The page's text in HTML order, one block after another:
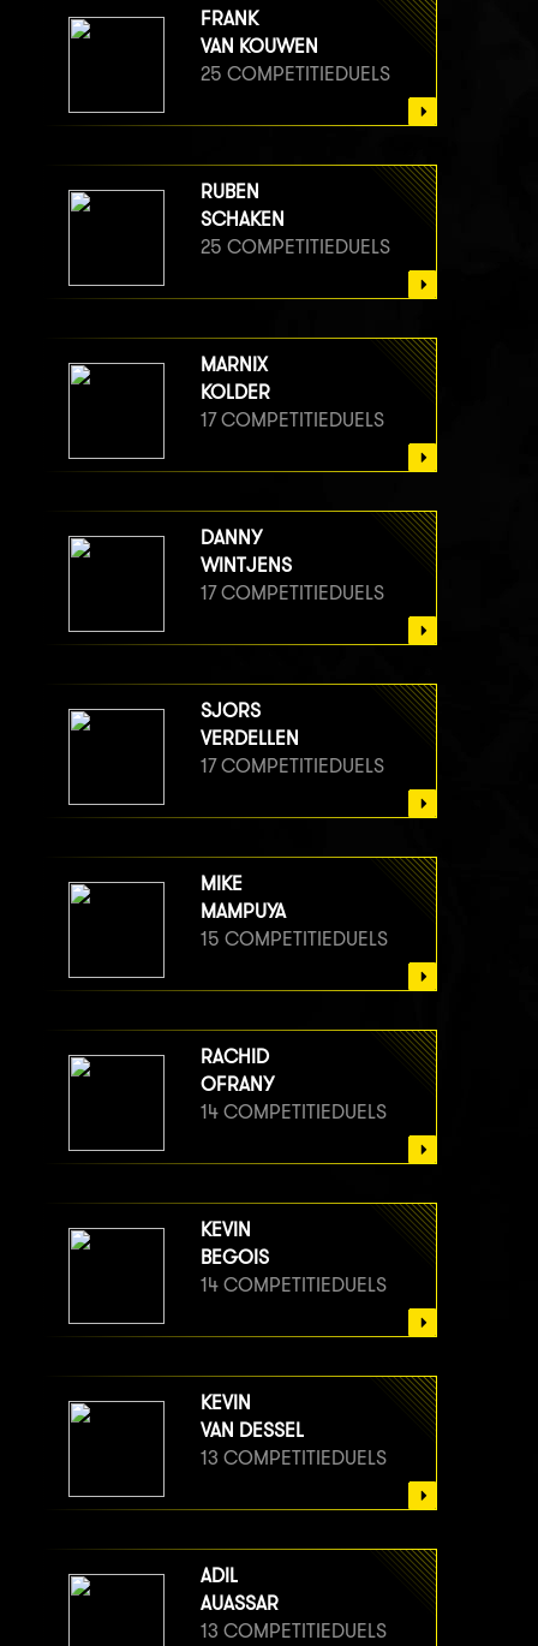
FRANK
VAN KOUWEN
25 COMPETITIEDUELS
RUBEN
SCHAKEN
25 COMPETITIEDUELS
MARNIX
KOLDER
17 COMPETITIEDUELS
DANNY
WINTJENS
17 COMPETITIEDUELS
SJORS
VERDELLEN
17 COMPETITIEDUELS
MIKE
MAMPUYA
15 COMPETITIEDUELS
RACHID
OFRANY
14 COMPETITIEDUELS
KEVIN
BEGOIS
14 COMPETITIEDUELS
KEVIN
VAN DESSEL
13 COMPETITIEDUELS
ADIL
AUASSAR
13 COMPETITIEDUELS